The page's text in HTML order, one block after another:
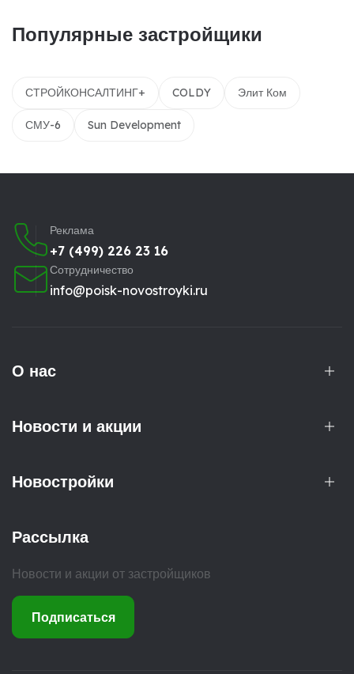
Популярные застройщики
СТРОЙКОНСАЛТИНГ+ COLDY Элит Ком
СМУ-6 Sun Development
Реклама
+7 (499) 226 23 16
Сотрудничество
info@poisk-novostroyki.ru
О нас
Новости и акции
Новостройки
Рассылка
Новости и акции от застройщиков
Подписаться